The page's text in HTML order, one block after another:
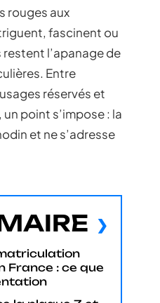
rouges aux
fascinent ou
l’apanage de
Entre
réservés et
point s’impose : la
et ne s’adresse
France : ce que